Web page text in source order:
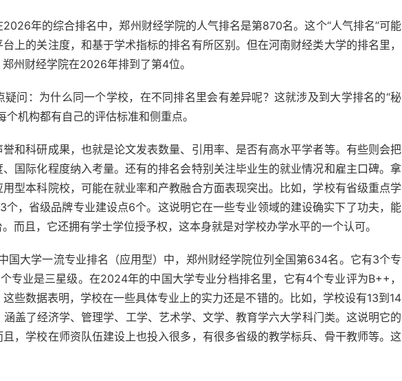
年的综合排名中，郑州财经学院的人气排名是第870名。这个“人气排名”可能
上的关注度，和基于学术指标的排名有所区别。但在河南财经类大学的排名里，
州财经学院在2026年排到了第4位。
问：为什么同一个学校，在不同排名里会有差异呢？这就涉及到大学排名的“秘
机构都有自己的评估标准和侧重点。
和科研成果，也就是论文发表数量、引用率、是否有高水平学者等。有些则会把
国际化程度纳入考量。还有的排名会特别关注毕业生的就业情况和雇主口碑。拿
型本科院校，可能在就业率和产教融合方面表现突出。比如，学校有省级重点学
，省级品牌专业建设点6个。这说明它在一些专业领域的建设确实下了功夫，能
而且，它还拥有学士学位授予权，这本身就是对学校办学水平的一个认可。
国大学一流专业排名（应用型）中，郑州财经学院位列全国第634名。它有3个专
专业是三星级。在2024年的中国大学专业分档排名里，它有4个专业评为B++，
些数据表明，学校在一些具体专业上的实力还是不错的。比如，学校设有13到14
盖了经济学、管理学、工学、艺术学、文学、教育学六大学科门类。这说明它的
，学校在师资队伍建设上也投入很多，有很多省级的教学标兵、骨干教师等。这